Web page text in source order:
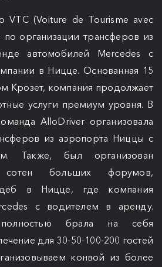
VTC (Voiture de Tourisme avec
организации трансферов из
автомобилей Mercedes с
в Ницце. Основанная 15
Крозет, компания продолжает
услуги премиум уровня. В
AlloDriver организовала
из аэропорта Ниццы с
Также, был организован
больших форумов,
в Ницце, где компания
с водителем в аренду.
брала на себя
для 30-50-100-200 гостей
конвой из более